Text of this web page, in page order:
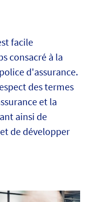
facile
consacré à la
d'assurance.
des termes
et la
ainsi de
de développer